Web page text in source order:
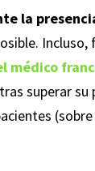
la
Incluso,
médico
superar su